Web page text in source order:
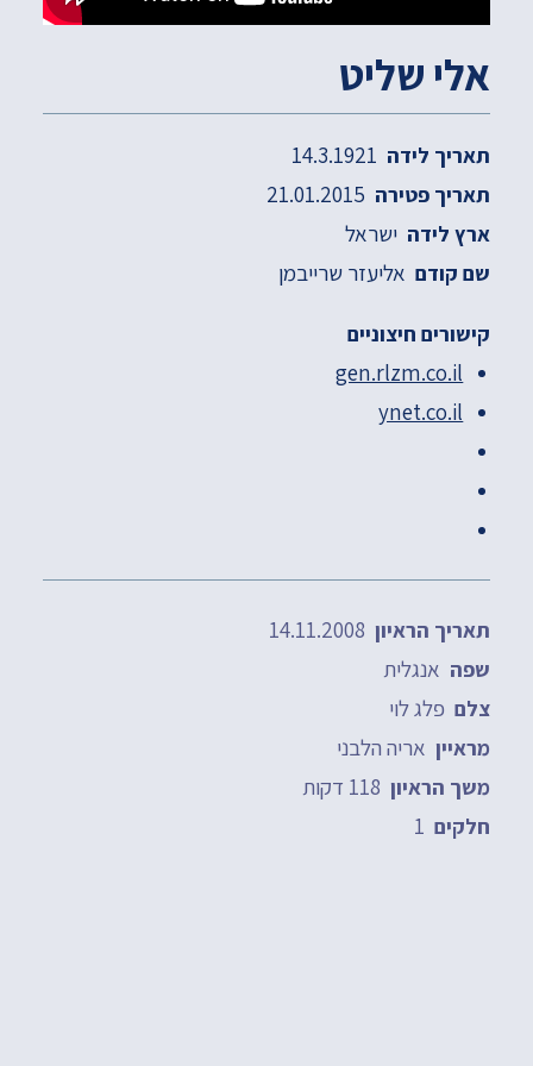
אלי שליט
תאריך לידה
תאריך פטירה
ארץ לידה ישראל
שם קודם אליעזר שרייבמן
קישורים חיצוניים
gen.rlzm.co.il
ynet.co.il
תאריך הראיון
שפה אנגלית
צלם פלג לוי
מראיין אריה הלבני
משך הראיון
חלקים